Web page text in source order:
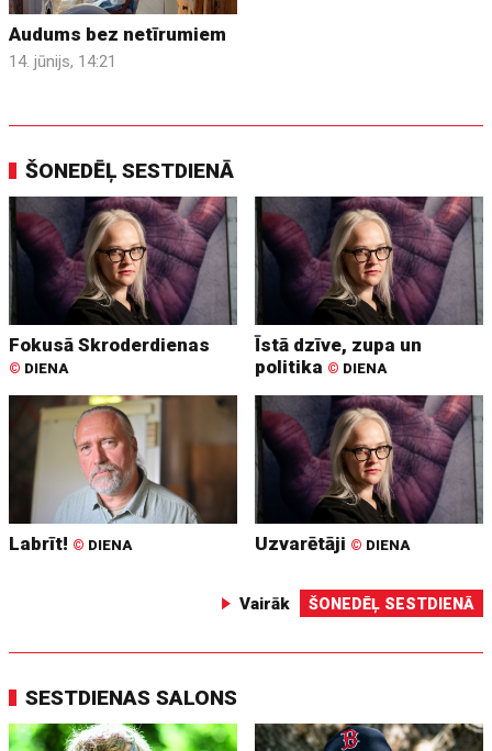
Audums bez netīrumiem
14. jūnijs, 14:21
ŠONEDĒĻ SESTDIENĀ
Fokusā Skroderdienas
© DIENA
Īstā dzīve, zupa un
politika © DIENA
Labrīt! © DIENA Uzvarētāji © DIENA
Vairāk ŠONEDĒĻ SESTDIENĀ
SESTDIENAS SALONS